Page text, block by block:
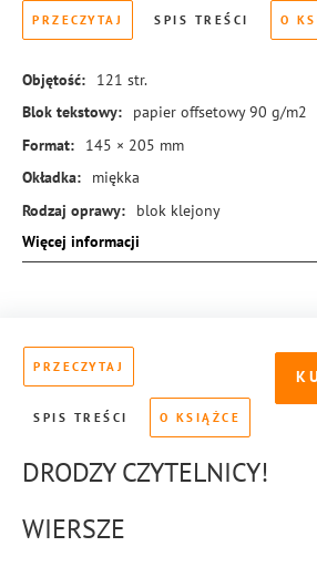
PRZECZYTAJ SPIS TREŚCI O
Objętość: 121 str.
Blok tekstowy:
papier offsetowy 90 g/m2
Format:
145 × 205 mm
Okładka:
miękka
Rodzaj oprawy:
blok klejony
ISBN:
978-83-8351-356-0
Więcej informacji
PRZECZYTAJ
SPIS TREŚCI O KSIĄŻCE
DRODZY CZYTELNICY!
WIERSZE